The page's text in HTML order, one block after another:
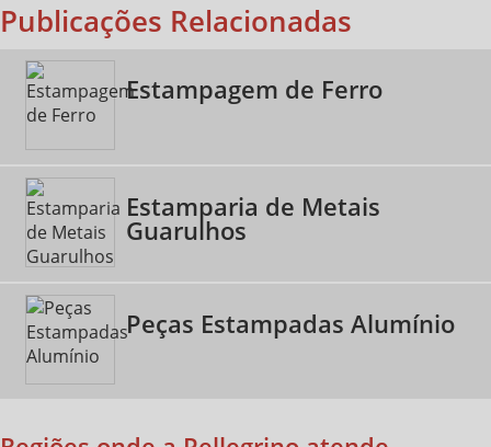
Publicações Relacionadas
Estampagem de Ferro
Estamparia de Metais
Guarulhos
Peças Estampadas Alumínio